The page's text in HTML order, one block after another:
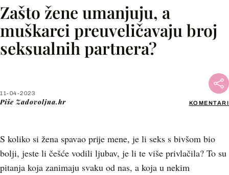
Zašto žene umanjuju, a
muškarci preuveličavaju broj
seksualnih partnera?
11-04-2023
Piše Zadovoljna.hr KOMENTARI
S koliko si žena spavao prije mene, je li seks s bivšom bio
bolji, jeste li češće vodili ljubav, je li te više privlačila? To su
pitanja koja zanimaju svaku od nas, a koja u nekim
Facebook
X